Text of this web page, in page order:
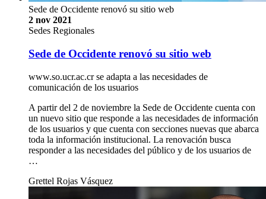
Sede de Occidente renovó su sitio web
2 nov 2021
Sedes Regionales
Sede de Occidente renovó su sitio web
www.so.ucr.ac.cr se adapta a las necesidades de
comunicación de los usuarios
A partir del 2 de noviembre la Sede de Occidente cuenta con
un nuevo sitio que responde a las necesidades de información
de los usuarios y que cuenta con secciones nuevas que abarca
toda la información institucional. La renovación busca
responder a las necesidades del público y de los usuarios de
…
Grettel Rojas Vásquez